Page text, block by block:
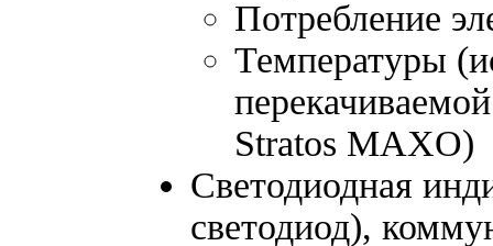
Потребление
Температуры
Stratos MAXO)
Светодиодная
светодиод),